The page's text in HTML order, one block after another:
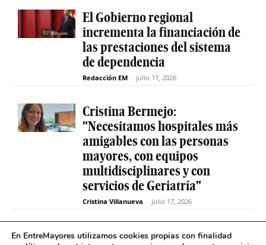
El Gobierno regional
incrementa la financiación de
las prestaciones del sistema
de dependencia
Redacción EM - julio 17, 2026
Cristina Bermejo:
"Necesitamos hospitales más
amigables con las personas
mayores, con equipos
multidisciplinares y con
servicios de Geriatría"
Cristina Villanueva - julio 17, 2026
Convive abre el plazo de
En EntreMayores utilizamos cookies propias con finalidad